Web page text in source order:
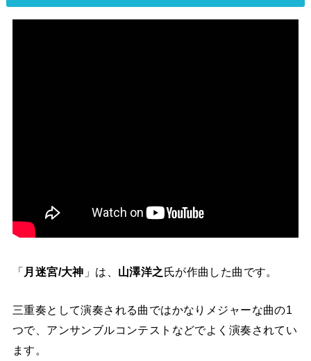
「 月迷宮/大神 」は、 山澤洋之氏が作曲した曲です。
三重奏として演奏される曲ではかなりメジャーな曲の1
つで、アンサンブルコンテストなどでよく演奏されてい
ます。